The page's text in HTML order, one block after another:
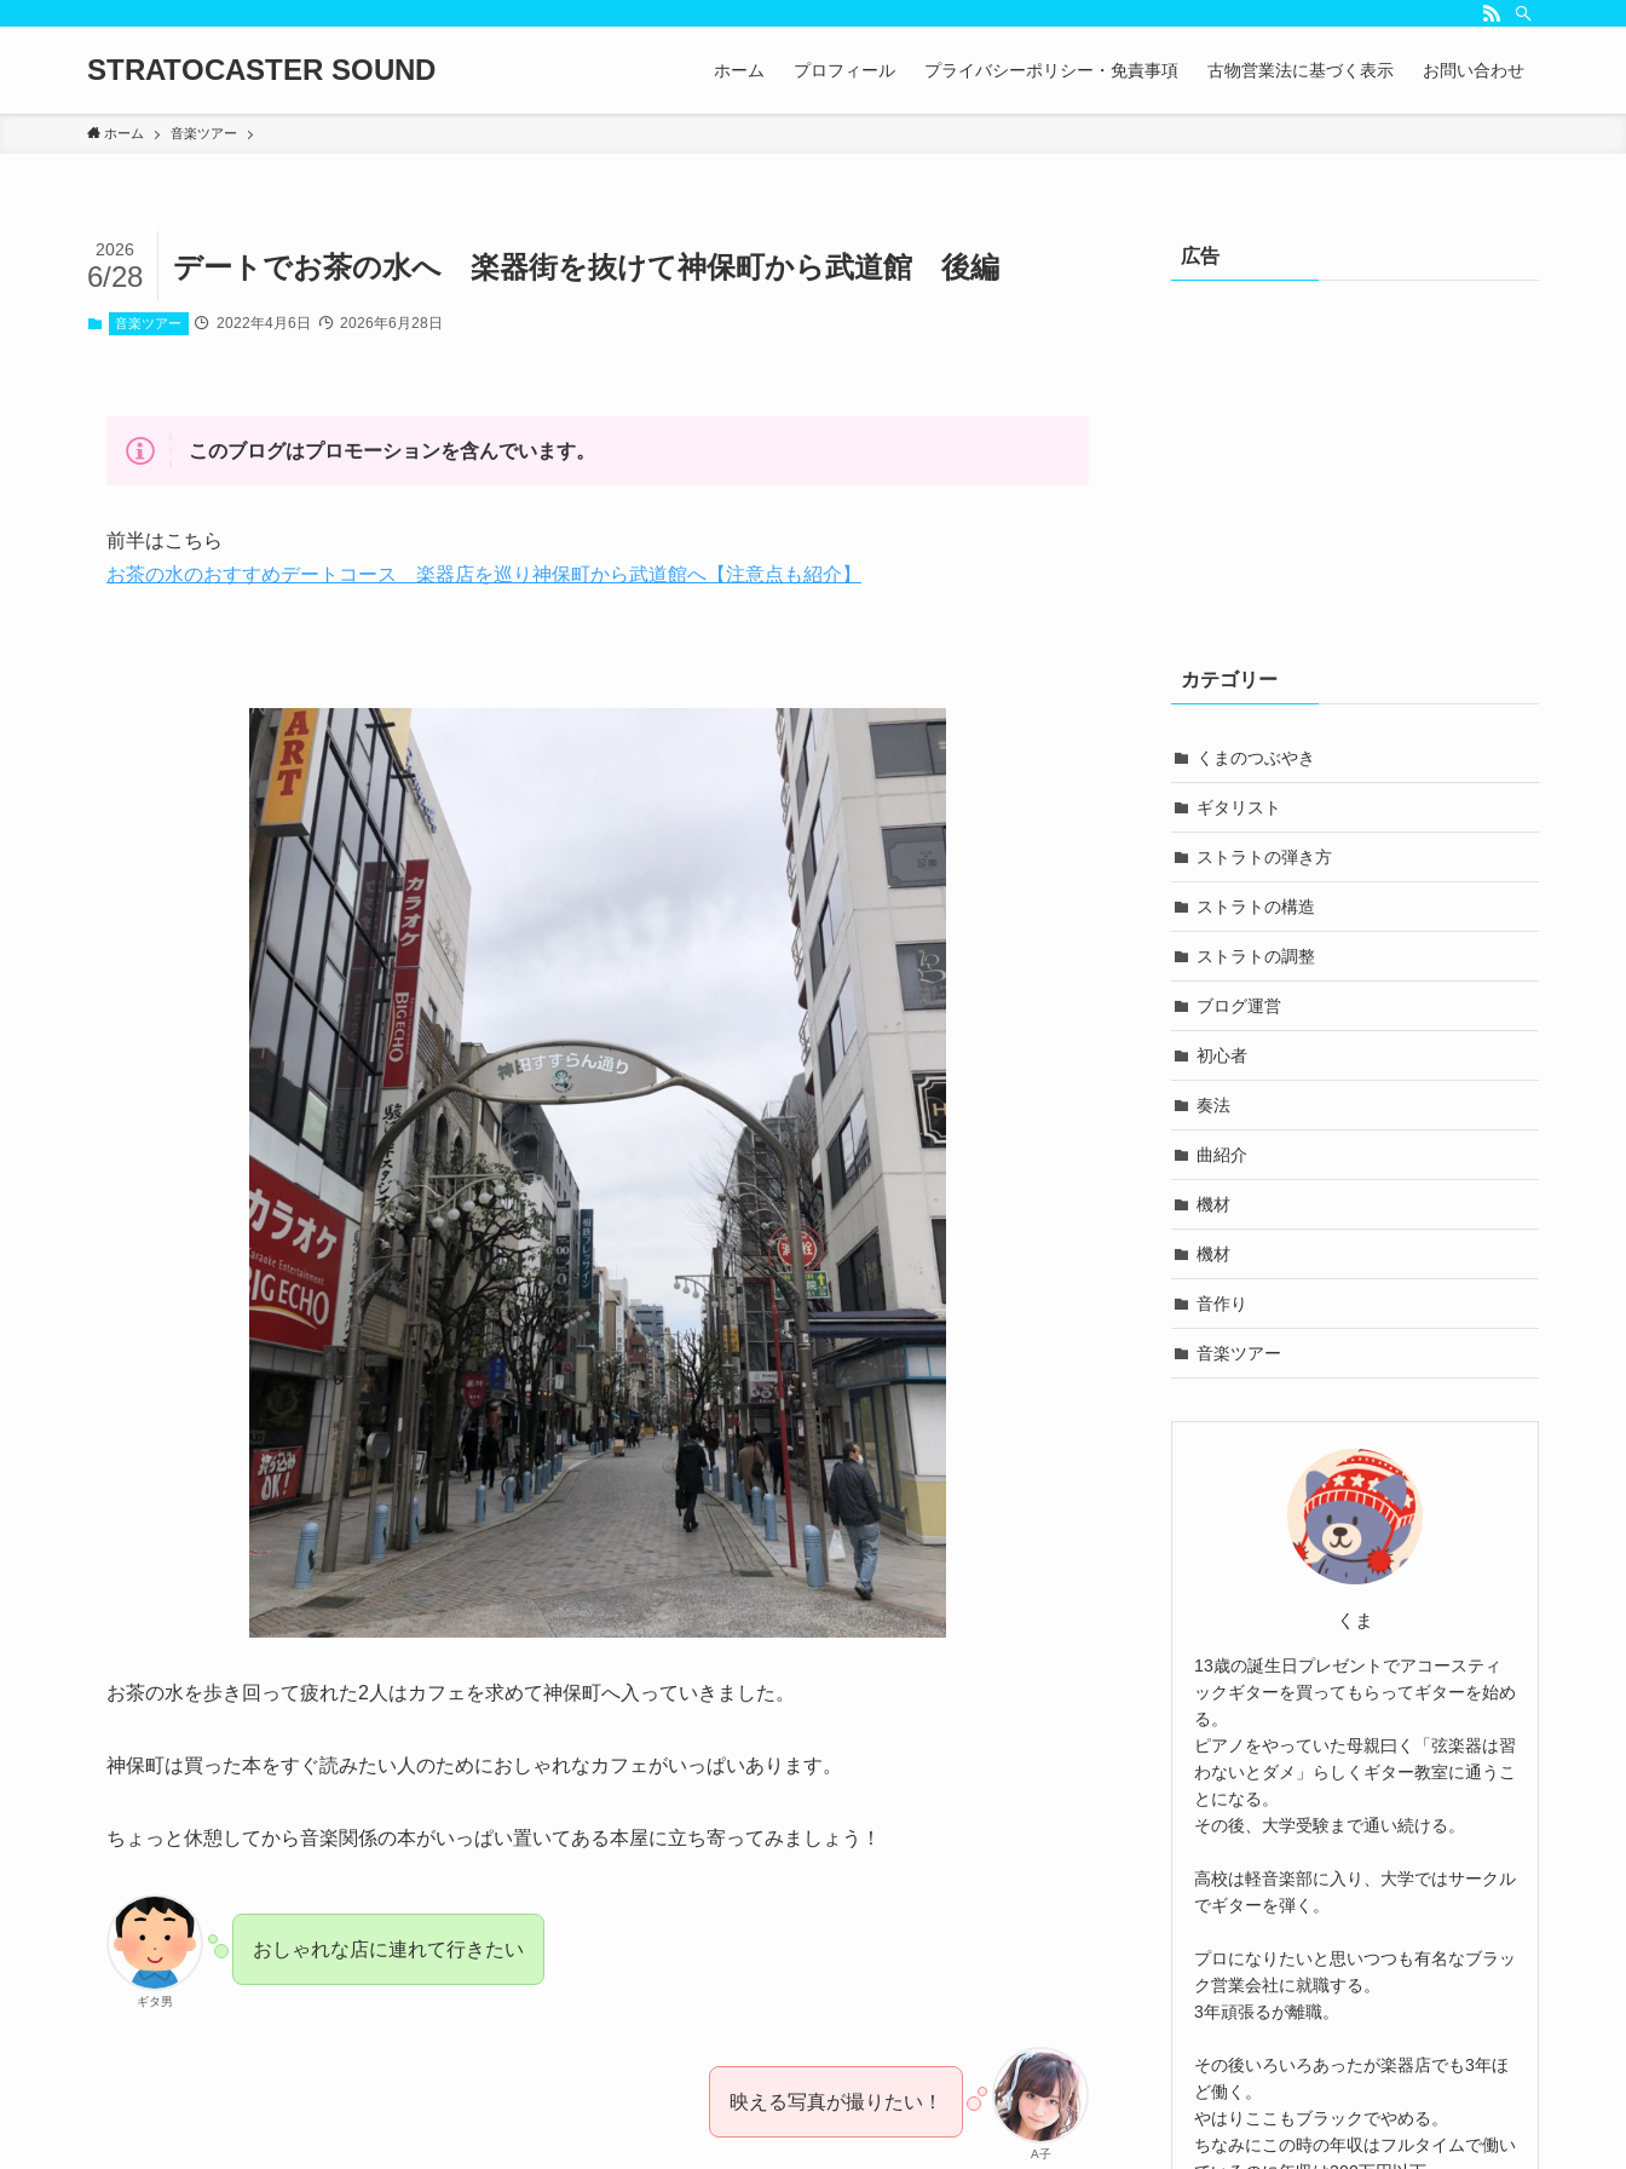
STRATOCASTER SOUND ホーム プロフィール プライバシーポリシー・免責事項 古物営業法に基づく表示 お問い合わせ
ホーム 音楽ツアー
デートでお茶の水へ 楽器街を抜けて神保町から武道館 後編
2026
6/28
音楽ツアー 2022年4月6日 2026年6月28日
このブログはプロモーションを含んでいます。
前半はこちら
お茶の水のおすすめデートコース 楽器店を巡り神保町から武道館へ【注意点も紹介】
お茶の水を歩き回って疲れた2人はカフェを求めて神保町へ入っていきました。
神保町は買った本をすぐ読みたい人のためにおしゃれなカフェがいっぱいあります。
ちょっと休憩してから音楽関係の本がいっぱい置いてある本屋に立ち寄ってみましょう！
ギタ男
おしゃれな店に連れて行きたい
A子
映える写真が撮りたい！
広告
カテゴリー
くまのつぶやき
ギタリスト
ストラトの弾き方
ストラトの構造
ストラトの調整
ブログ運営
初心者
奏法
曲紹介
機材
機材
音作り
音楽ツアー
くま
13歳の誕生日プレゼントでアコースティ
ックギターを買ってもらってギターを始め
る。
ピアノをやっていた母親曰く「弦楽器は習
わないとダメ」らしくギター教室に通うこ
とになる。
その後、大学受験まで通い続ける。
高校は軽音楽部に入り、大学ではサークル
でギターを弾く。
プロになりたいと思いつつも有名なブラッ
ク営業会社に就職する。
3年頑張るが離職。
その後いろいろあったが楽器店でも3年ほ
ど働く。
やはりここもブラックでやめる。
ちなみにこの時の年収はフルタイムで働い